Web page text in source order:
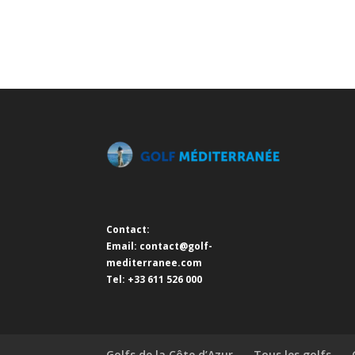
Contact:
Email: contact@golf-
mediterranee.com
Tel: +33 611 526 000